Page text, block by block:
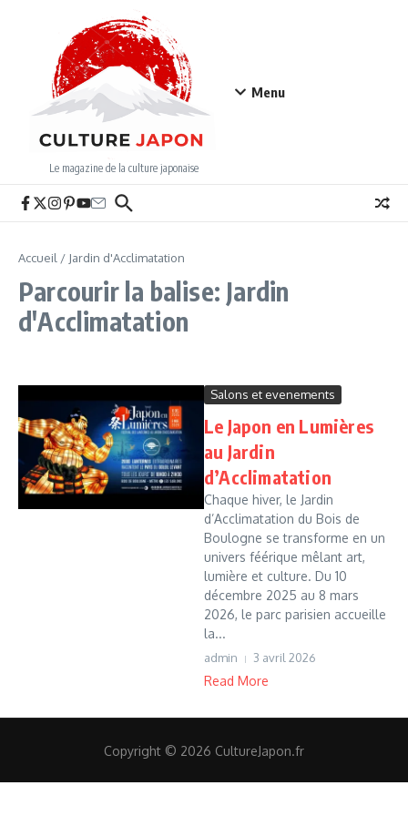
Le magazine de la culture japonaise
Menu
Accueil / Jardin d'Acclimatation
Parcourir la balise: Jardin
d'Acclimatation
Salons et evenements
Le Japon en Lumières
au Jardin
d’Acclimatation
Chaque hiver, le Jardin
d’Acclimatation du Bois de
Boulogne se transforme en un
univers féérique mêlant art,
lumière et culture. Du 10
décembre 2025 au 8 mars
2026, le parc parisien accueille
la...
admin 3 avril 2026
Read More